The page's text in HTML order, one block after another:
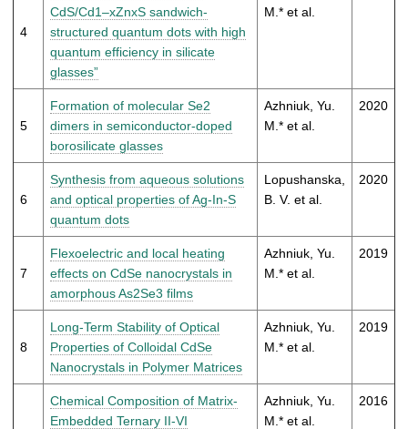
4
CdS/Cd1–xZnxS sandwich-
structured quantum dots with high
quantum efficiency in silicate
glasses”
M.* et al.
5
Formation of molecular Se2
dimers in semiconductor-doped
borosilicate glasses
Azhniuk, Yu.
M.* et al.
2020
6
Synthesis from aqueous solutions
and optical properties of Ag-In-S
quantum dots
Lopushanska,
B. V. et al.
2020
7
Flexoelectric and local heating
effects on CdSe nanocrystals in
amorphous As2Se3 films
Azhniuk, Yu.
M.* et al.
2019
8
Long-Term Stability of Optical
Properties of Colloidal CdSe
Nanocrystals in Polymer Matrices
Azhniuk, Yu.
M.* et al.
2019
Chemical Composition of Matrix-
Embedded Ternary II-VI
Azhniuk, Yu.
M.* et al.
2016